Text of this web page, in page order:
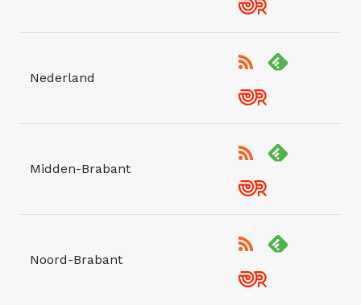
Nederland
Midden-Brabant
Noord-Brabant